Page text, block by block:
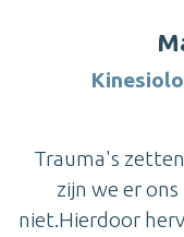
Trauma's
zijn we er
niet.Hierdoor